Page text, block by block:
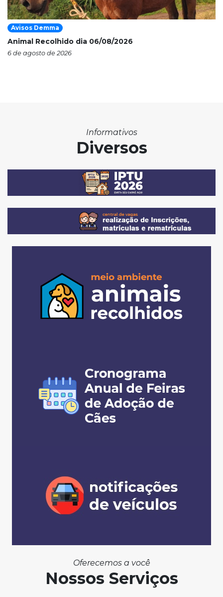
Avisos Demma
Animal Recolhido dia 06/08/2026
6 de agosto de 2026
Informativos
Diversos
Oferecemos a você
Nossos Serviços